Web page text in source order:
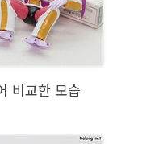
비교한 모습